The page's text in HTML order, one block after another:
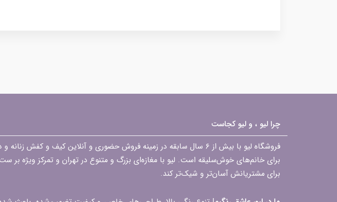
چرا لیو ، و لیو کجاست
فروشگاه لیو با بیش از ۶ سال سابقه در زمینه فروش حضوری و آنلاین کیف و
برای خانم‌های خوش‌سلیقه است. لیو با مغازه‌ای بزرگ و متنوع در تهران و تمرکز ویژه
برای مشتریانش آسان‌تر و شیک‌تر کند.